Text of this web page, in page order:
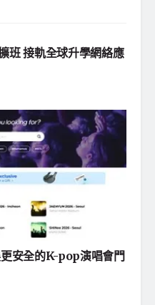
班 接軌全球升學網絡應
安全的K-pop演唱會門